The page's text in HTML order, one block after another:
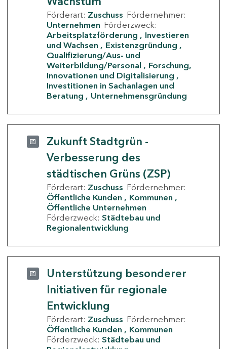
Förderart: Zuschuss Fördernehmer:
Unternehmen Förderzweck:
Arbeitsplatzförderung
Investieren
und Wachsen
Existenzgründung
Qualifizierung/Aus- und
Weiterbildung/Personal
Forschung,
Innovationen und Digitalisierung
Investitionen in Sachanlagen und
Beratung
Unternehmensgründung
Zukunft Stadtgrün -
Verbesserung des
städtischen Grüns (ZSP)
Förderart: Zuschuss Fördernehmer:
Öffentliche Kunden
Kommunen
Öffentliche Unternehmen
Förderzweck: Städtebau und
Regionalentwicklung
Unterstützung besonderer
Initiativen für regionale
Entwicklung
Förderart: Zuschuss Fördernehmer:
Öffentliche Kunden
Kommunen
Förderzweck: Städtebau und